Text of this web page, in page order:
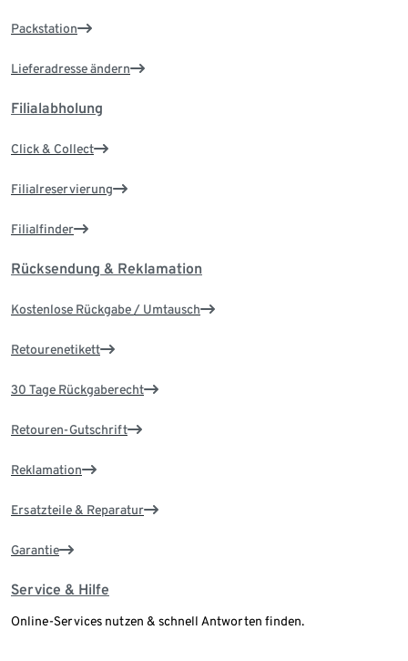
Packstation
Lieferadresse ändern
Filialabholung
Click & Collect
Filialreservierung
Filialfinder
Rücksendung & Reklamation
Kostenlose Rückgabe / Umtausch
Retourenetikett
30 Tage Rückgaberecht
Retouren-Gutschrift
Reklamation
Ersatzteile & Reparatur
Garantie
Service & Hilfe
Online-Services nutzen & schnell Antworten finden.